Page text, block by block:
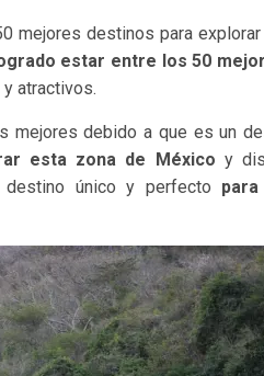
mejores destinos para
estar entre los 50
atractivos.
mejores debido a que es un
esta zona de México y
único y perfecto